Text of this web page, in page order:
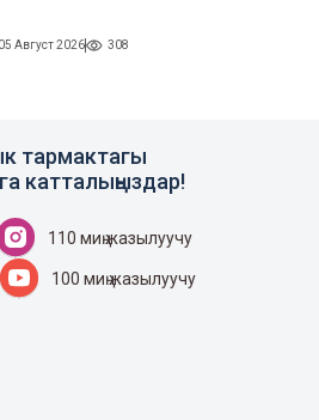
05 Август 2026 308
тармактагы
катталыңыздар!
110 миң жазылуучу
100 миң жазылуучу